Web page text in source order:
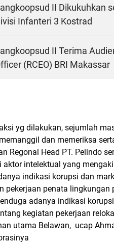
II Dikukuhkan
Infanteri 3 Kostrad
II Terima
(RCEO) BRI Makassar
yg dilakukan, sejumlah
dan memeriksa
Regonal Head PT. Pelindo
aktor intelektual yang
indikasi korupsi dan
pekerjaan penata lingkungan
adanya indikasi
kegiatan pekerjaan
utama Belawan, ucap